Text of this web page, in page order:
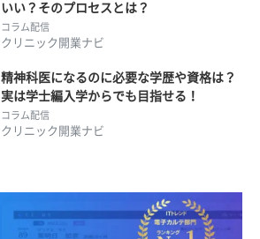
いい？そのプロセスとは？
コラム配信
クリニック開業ナビ
精神科医になるのに必要な学歴や資格は？
実は学士編入学からでも目指せる！
コラム配信
クリニック開業ナビ